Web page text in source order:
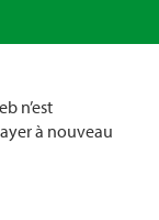
n’est
à nouveau